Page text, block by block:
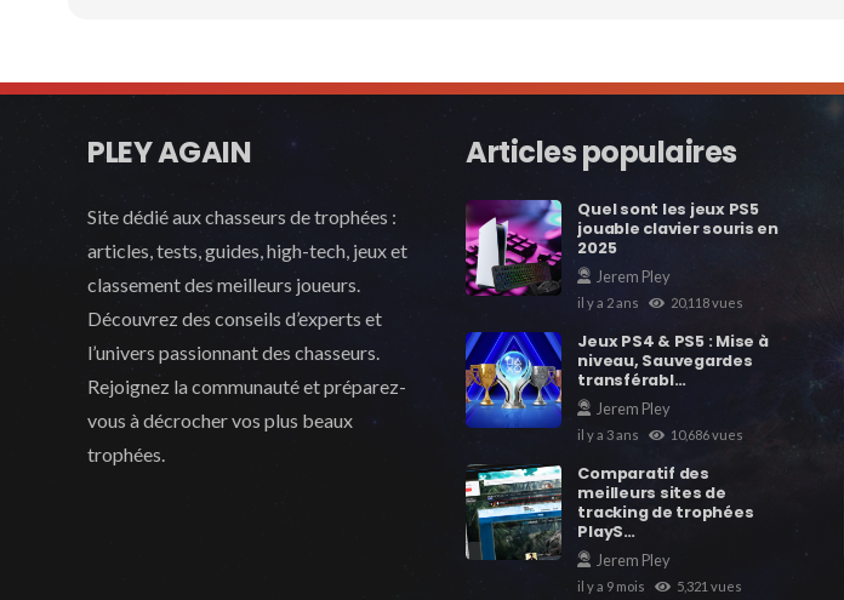
PLEY AGAIN
Site dédié aux chasseurs de trophées :
articles, tests, guides, high-tech, jeux et
classement des meilleurs joueurs.
Découvrez des conseils d’experts et
l’univers passionnant des chasseurs.
Rejoignez la communauté et préparez-
vous à décrocher vos plus beaux
trophées.
Articles populaires
Quel sont les jeux PS5
jouable clavier souris en
2025
Jerem Pley
il y a 2 ans 20,118vues
Jeux PS4 & PS5 : Mise à
niveau, Sauvegardes
transférabl…
Jerem Pley
il y a 3 ans 10,686vues
Comparatif des
meilleurs sites de
tracking de trophées
PlayS…
Jerem Pley
il y a 9 mois 5,321 vues